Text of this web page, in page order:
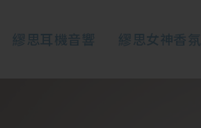
繆思耳機音響 繆思女神香氛